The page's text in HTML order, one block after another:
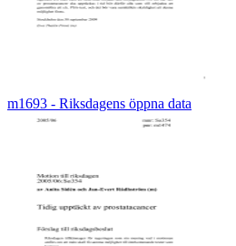
m1693 - Riksdagens öppna data